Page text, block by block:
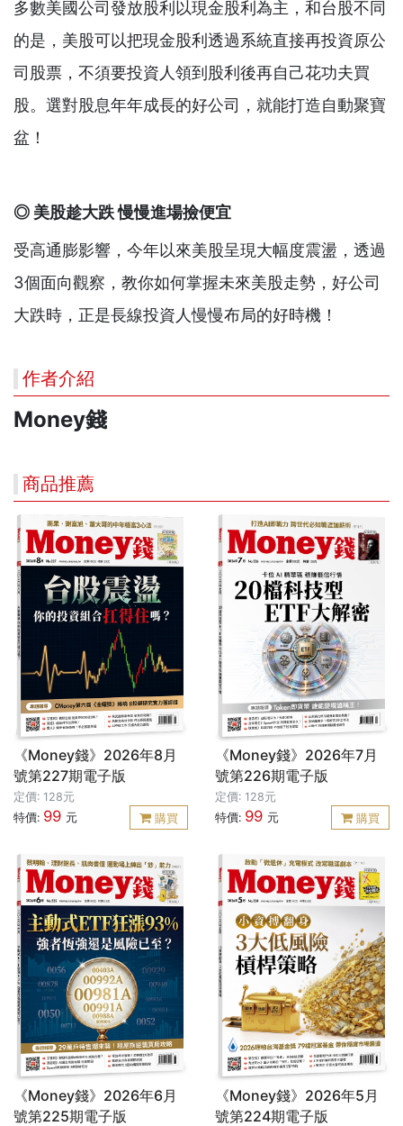
多數美國公司發放股利以現金股利為主，和台股不同
的是，美股可以把現金股利透過系統直接再投資原公
司股票，不須要投資人領到股利後再自己花功夫買
股。選對股息年年成長的好公司，就能打造自動聚寶
盆！
◎ 美股趁大跌慢慢進場撿便宜
受高通膨影響，今年以來美股呈現大幅度震盪，透過
3個面向觀察，教你如何掌握未來美股走勢，好公司
大跌時，正是長線投資人慢慢布局的好時機！
作者介紹
Money錢
商品推薦
《Money錢》2026年8月
號第227期電子版
定價: 128元
特價: 99 元 購買
《Money錢》2026年7月
號第226期電子版
定價: 128元
特價: 99 元 購買
《Money錢》2026年6月
號第225期電子版
《Money錢》2026年5月
號第224期電子版